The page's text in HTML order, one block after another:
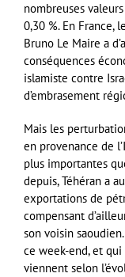
nombreuses
0,30 %. En France,
Bruno Le Maire a
conséquences
islamiste contre
d’embrasement
Mais les
en provenance de
plus importantes
depuis, Téhéran a
exportations de
compensant
son voisin
ce week-end, et
viennent selon